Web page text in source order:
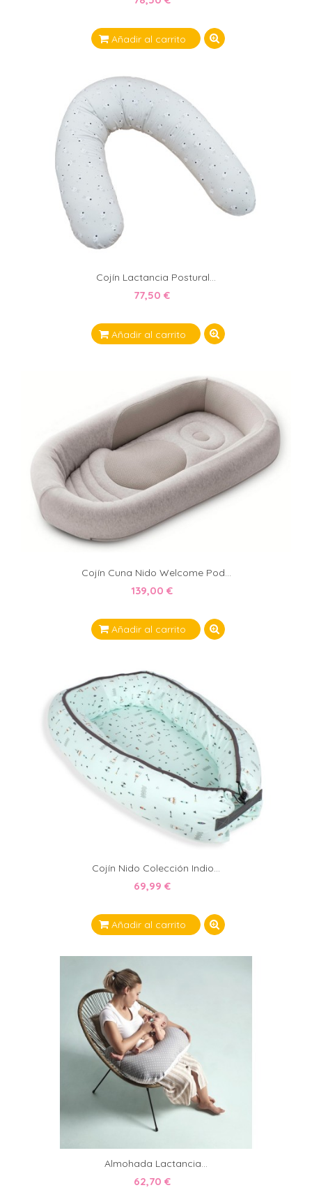
Añadir al carrito
Cojín Lactancia Postural...
77,50 €
Añadir al carrito
Cojín Cuna Nido Welcome Pod...
139,00 €
Añadir al carrito
Cojín Nido Colección Indio...
69,99 €
Añadir al carrito
Almohada Lactancia...
62,70 €